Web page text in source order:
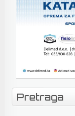
Pretraga